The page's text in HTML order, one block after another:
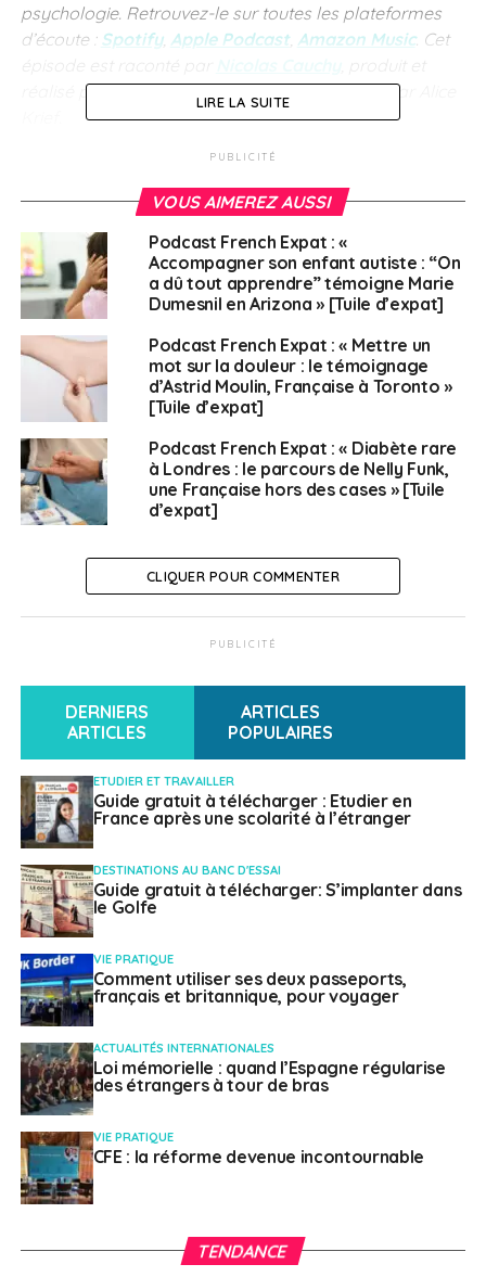
psychologie. Retrouvez-le sur toutes les plateformes
d’écoute : Spotify, Apple Podcast, Amazon Music. Cet
réalisé parAnne-Fleur Andrle, habillé et mixé par Alice
Podcast French Expat : « Grégoire (Russie) :
Aventures, langues et contrastes … une décennie
passée à l’Est »
NE RATEZ PAS
Divan d’ailleurs : L’expatrié confronté au choc
culturel
Nicolas Cauchy
LIRE LA SUITE
PUBLICITÉ
VOUS AIMEREZ AUSSI
Podcast French Expat : «
Accompagner son enfant autiste : “On
a dû tout apprendre” témoigne Marie
Dumesnil en Arizona » [Tuile d’expat]
Podcast French Expat : « Mettre un
mot sur la douleur : le témoignage
d’Astrid Moulin, Française à Toronto »
[Tuile d’expat]
Podcast French Expat : « Diabète rare
à Londres : le parcours de Nelly Funk,
une Française hors des cases » [Tuile
d’expat]
CLIQUER POUR COMMENTER
PUBLICITÉ
DERNIERS
ARTICLES
ARTICLES
POPULAIRES
ETUDIER ET TRAVAILLER
Guide gratuit à télécharger : Etudier en
France après une scolarité à l’étranger
DESTINATIONS AU BANC D'ESSAI
Guide gratuit à télécharger: S’implanter dans
le Golfe
VIE PRATIQUE
Comment utiliser ses deux passeports,
français et britannique, pour voyager
ACTUALITÉS INTERNATIONALES
Loi mémorielle : quand l’Espagne régularise
des étrangers à tour de bras
VIE PRATIQUE
CFE : la réforme devenue incontournable
TENDANCE